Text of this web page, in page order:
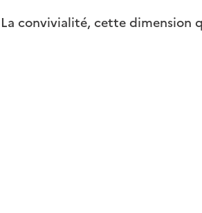
La convivialité, cette dimension